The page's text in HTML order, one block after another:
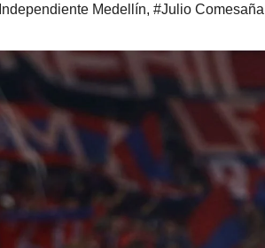
Medellín, #Julio Comesaña